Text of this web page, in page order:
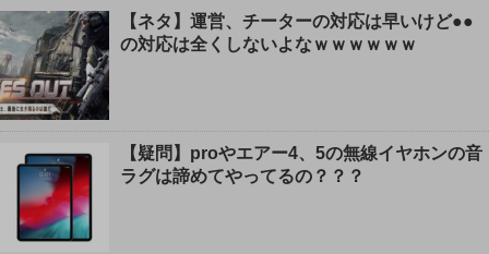
【ネタ】運営、チーターの対応は早いけど●●
の対応は全くしないよなｗｗｗｗｗｗ
【疑問】proやエアー4、5の無線イヤホンの音
ラグは諦めてやってるの？？？